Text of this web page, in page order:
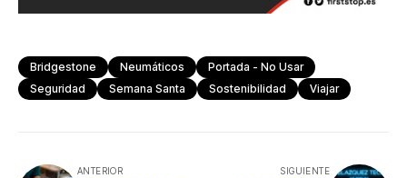
Bridgestone Neumáticos
Portada - No Usar
Seguridad
Semana Santa Sostenibilidad Viajar
ANTERIOR SIGUIENTE